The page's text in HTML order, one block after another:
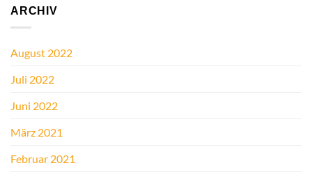
ARCHIV
August 2022
Juli 2022
Juni 2022
März 2021
Februar 2021